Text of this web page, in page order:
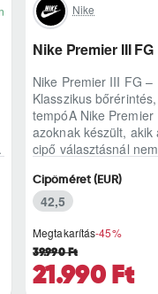
Nike
Nike Premier III FG
Nike Premier III FG –
Klasszikus
tempóA Nike Premier
azoknak készült, akik
cipő választásnál
Megtakarítás-45%
21.990 Ft
39.990 Ft
Cipőméret (EUR)
42,5